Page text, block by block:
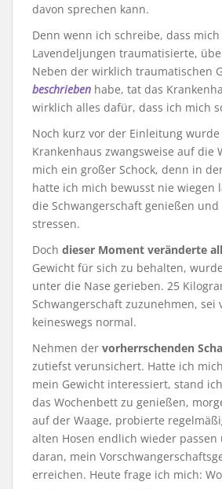
davon sprechen kann.
Denn wenn ich schreibe, dass
Lavendeljungen traumatisierte,
Neben der wirklich traumatischen
beschrieben habe, tat das
wirklich alles dafür, dass ich mich
Noch kurz vor der Einleitung
Krankenhaus zwangsweise auf die
mich ein großer Schock, denn in
hatte ich mich bewusst nie wiegen
die Schwangerschaft genießen
stressen.
Doch dieser Moment veränderte
Gewicht für sich zu behalten,
unter die Nase gerieben. 25
Schwangerschaft zuzunehmen, sei
keineswegs normal.
Nehmen der vorherrschenden
zutiefst verunsichert. Hatte ich
mein Gewicht interessiert, stand
das Wochenbett zu genießen,
auf der Waage, probierte
alten Hosen endlich wieder passen
daran, mein
erreichen. Heute frage ich mich: